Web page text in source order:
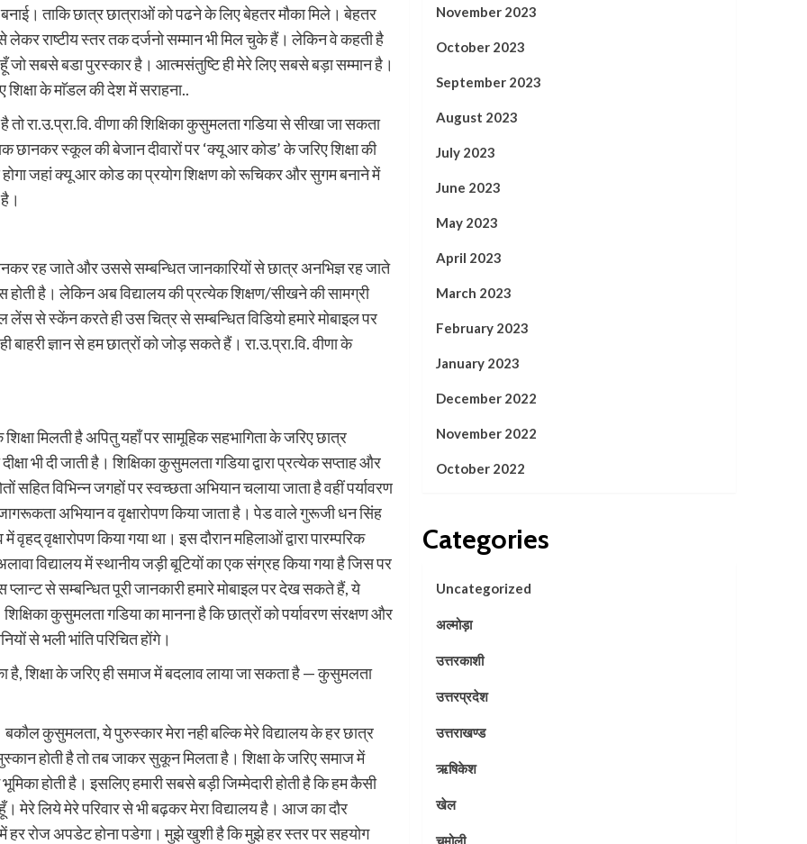
बनाई। ताकि छात्र छात्राओं को पढने के लिए बेहतर मौका मिले। बेहतर
लेकर राष्टीय स्तर तक दर्जनो सम्मान भी मिल चुके हैं। लेकिन वे कहती है
हूँ जो सबसे बडा पुरस्कार है। आत्मसंतुष्टि ही मेरे लिए सबसे बड़ा सम्मान है।
के माॅडल की देश में सराहना..
रा.उ.प्रा.वि. वीणा की शिक्षिका कुसुमलता गडिया से सीखा जा सकता
स्कूल की बेजान दीवारों पर ‘क्यू आर कोड’ के जरिए शिक्षा की
होगा जहां क्यू आर कोड का प्रयोग शिक्षण को रूचिकर और सुगम बनाने में
बनकर रह जाते और उससे सम्बन्धित जानकारियों से छात्र अनभिज्ञ रह जाते
है। लेकिन अब विद्यालय की प्रत्येक शिक्षण/सीखने की सामग्री
से स्केंन करते ही उस चित्र से सम्बन्धित विडियो हमारे मोबाइल पर
ज्ञान से हम छात्रों को जोड़ सकते हैं। रा.उ.प्रा.वि. वीणा के
मिलती है अपितु यहाँ पर सामूहिक सहभागिता के जरिए छात्र
भी दी जाती है। शिक्षिका कुसुमलता गडिया द्वारा प्रत्येक सप्ताह और
सहित विभिन्न जगहों पर स्वच्छता अभियान चलाया जाता है वहीं पर्यावरण
अभियान व वृक्षारोपण किया जाता है। पेड वाले गुरूजी धन सिंह
वृक्षारोपण किया गया था। इस दौरान महिलाओं द्वारा पारम्परिक
विद्यालय में स्थानीय जड़ी बूटियों का एक संग्रह किया गया है जिस पर
से सम्बन्धित पूरी जानकारी हमारे मोबाइल पर देख सकते हैं, ये
कुसुमलता गडिया का मानना है कि छात्रों को पर्यावरण संरक्षण और
से भली भांति परिचित होंगे।
है, शिक्षा के जरिए ही समाज में बदलाव लाया जा सकता है — कुसुमलता
कुसुमलता, ये पुरुस्कार मेरा नही बल्कि मेरे विद्यालय के हर छात्र
होती है तो तब जाकर सुकून मिलता है। शिक्षा के जरिए समाज में
होती है। इसलिए हमारी सबसे बड़ी जिम्मेदारी होती है कि हम कैसी
मेरे लिये मेरे परिवार से भी बढ़कर मेरा विद्यालय है। आज का दौर
हर रोज अपडेट होना पडेगा। मुझे खुशी है कि मुझे हर स्तर पर सहयोग
November 2023
October 2023
September 2023
August 2023
July 2023
June 2023
May 2023
April 2023
March 2023
February 2023
January 2023
December 2022
November 2022
October 2022
Categories
Uncategorized
अल्मोड़ा
उत्तरकाशी
उत्तरप्रदेश
उत्तराखण्ड
ऋषिकेश
खेल
चमोली